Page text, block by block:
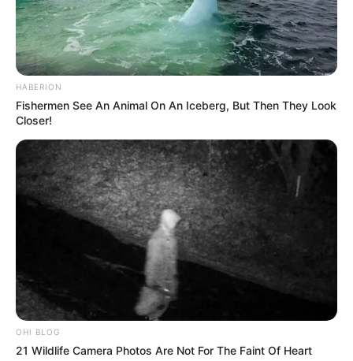
HABERION
Fishermen See An Animal On An Iceberg, But Then They Look
Closer!
OHI BLOG
21 Wildlife Camera Photos Are Not For The Faint Of Heart